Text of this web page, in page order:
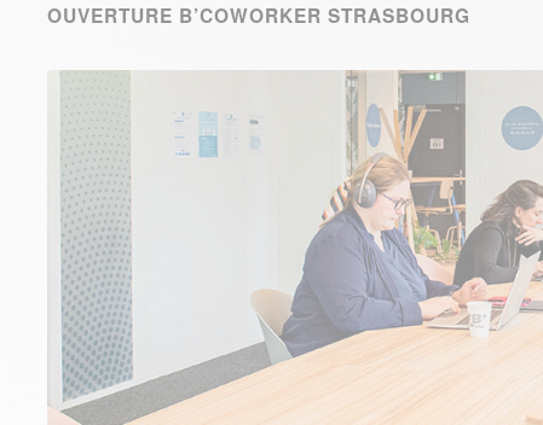
OUVERTURE B’COWORKER STRASBOURG